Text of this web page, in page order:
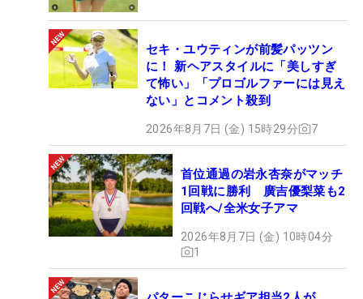
セキ・ユウティンが前髪パッツン
に！ 新ヘアスタイルに「美しすぎ
て怖い」「プロゴルファーには見え
ない」とコメント殺到
2026年8月7日 (金) 15時29分 7
首位通過の岩永杏奈がマッチ
1回戦に勝利 廣吉優梨菜も2
回戦へ/全米女子アマ
2026年8月7日 (金) 10時04分
1